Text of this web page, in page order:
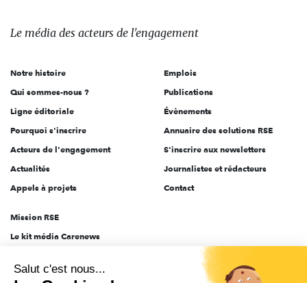
des
l'engagement
Le média des acteurs de l'engagement
Notre histoire
Qui sommes-nous ?
Ligne éditoriale
Pourquoi s'inscrire
Acteurs de l'engagement
Actualités
Appels à projets
Emplois
Publications
Évènements
Annuaire des solutions RSE
S'inscrire aux newsletters
Journalistes et rédacteurs
Contact
Mission RSE
Le kit média Carenews
AEF info
Salut c'est nous...